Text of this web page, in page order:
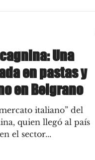
Una
en pastas y
en Belgrano
italiano” del
quien llegó al país
el sector...